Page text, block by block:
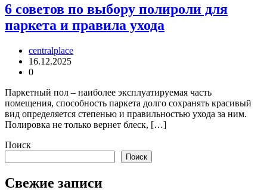
6 советов по выбору полироли для
паркета и правила ухода
centralplace
16.12.2025
0
Паркетный пол – наиболее эксплуатируемая часть
помещения, способность паркета долго сохранять красивый
вид определяется степенью и правильностью ухода за ним.
Полировка не только вернет блеск, […]
Поиск
Поиск
Свежие записи